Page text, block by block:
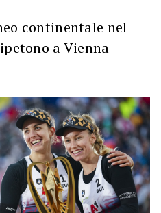
continentale nel
a Vienna